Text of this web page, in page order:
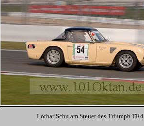
Lothar Schu am Steuer des Triumph TR4